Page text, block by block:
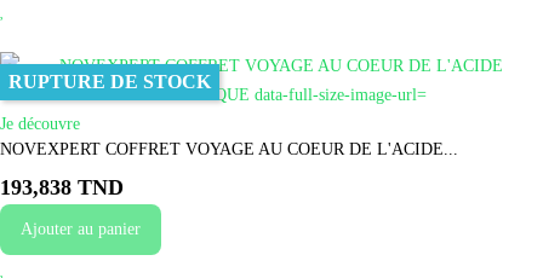
RUPTURE DE STOCK
Je découvre
NOVEXPERT COFFRET VOYAGE AU COEUR DE L'ACIDE...
193,838 TND
Ajouter au panier